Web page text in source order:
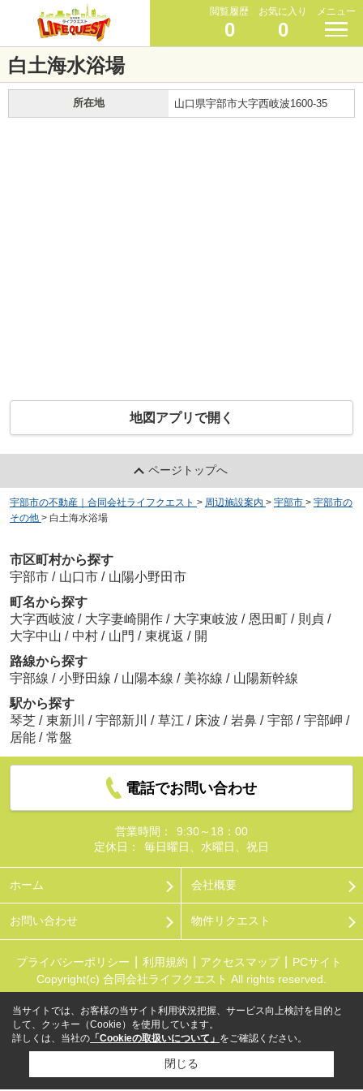
閲覧履歴
0
お気に入り
0
メニュー
白土海水浴場
所在地 山口県宇部市大字西岐波1600-35
地図アプリで開く
ページトップへ
宇部市の不動産｜合同会社ライフクエスト > 周辺施設案内 > 宇部市 > 宇部市の
その他 > 白土海水浴場
市区町村から探す
宇部市 / 山口市 / 山陽小野田市
町名から探す
大字西岐波 / 大字妻崎開作 / 大字東岐波 / 恩田町 / 則貞 /
大字中山 / 中村 / 山門 / 東梶返 / 開
路線から探す
宇部線 / 小野田線 / 山陽本線 / 美祢線 / 山陽新幹線
駅から探す
琴芝 / 東新川 / 宇部新川 / 草江 / 床波 / 岩鼻 / 宇部 / 宇部岬 /
居能 / 常盤
電話でお問い合わせ
営業時間：
9:30～18：00
定休日：
毎日曜日、水曜日、祝日
ホーム 会社概要
お問い合わせ 物件リクエスト
プライバシーポリシー 利用規約 アクセスマップ
PCサイト
Copyright(c) 合同会社ライフクエスト All rights reserved.
当サイトでは、お客様の当サイト利用状況把握、サービス向上検討を目的と
して、クッキー（Cookie）を使用しています。
詳しくは、当社の 「Cookieの取扱いについて」 をご確認ください。
閉じる